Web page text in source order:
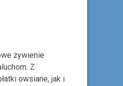
żywienie
Z
owsiane, jak i